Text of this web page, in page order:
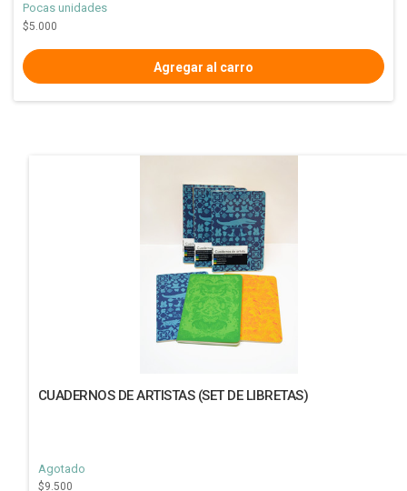
Pocas unidades
$5.000
CUADERNOS DE ARTISTAS (SET DE LIBRETAS)
Agotado
$9.500